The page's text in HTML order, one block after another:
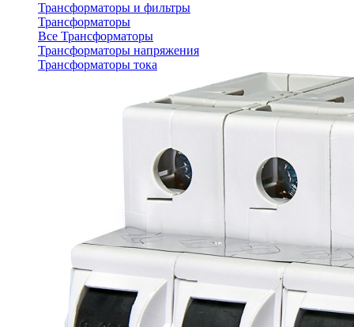
Трансформаторы и фильтры
Трансформаторы
Все Трансформаторы
Трансформаторы напряжения
Трансформаторы тока